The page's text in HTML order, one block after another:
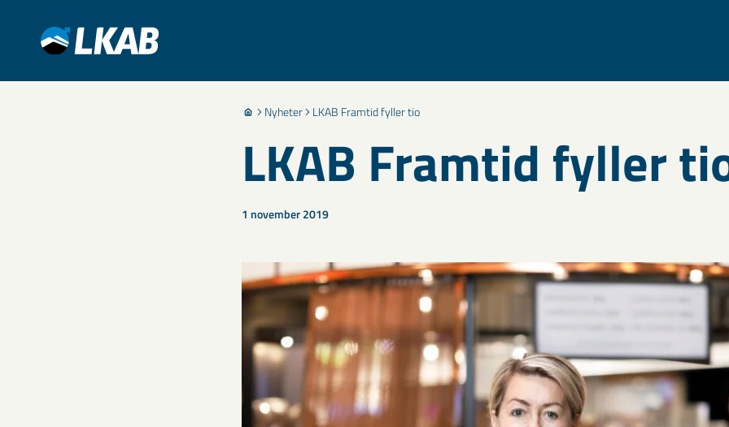
Nyheter LKAB Framtid fyller tio
LKAB Framtid fyller
1 november 2019